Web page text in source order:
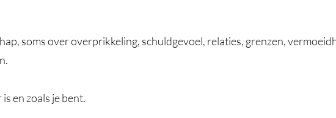
soms over overprikkeling, schuldgevoel, relaties, grenzen,
en zoals je bent.